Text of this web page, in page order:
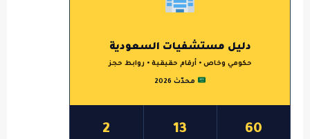
دليل مستشفيات السعودية
حكومي وخاص • أرقام حقيقية • روابط حجز
محدّث 2026
60
13
2